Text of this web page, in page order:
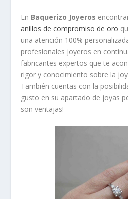
En Baquerizo Joyeros
anillos de compromiso de oro
una atención 100%
profesionales joyeros en
fabricantes expertos que te
rigor y conocimiento sobre la
También cuentas con la
gusto en su apartado de joyas
son ventajas!